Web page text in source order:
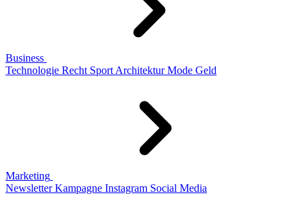
Business
Technologie Recht Sport Architektur Mode Geld
Marketing
Newsletter Kampagne Instagram Social Media